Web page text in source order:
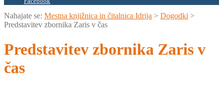
Nahajate se: Mestna knjižnica in čitalnica Idrija > Dogodki >
Predstavitev zbornika Zaris v čas
Predstavitev zbornika Zaris v
čas